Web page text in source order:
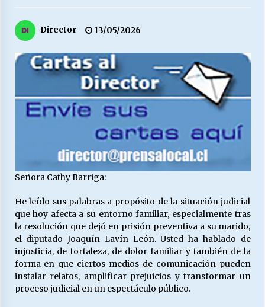
LABORAL:
13/07/2026
Escuela hospitalaria El Carmen de Maipu.
25/06/2026
¿Qué habrían dicho?
VOLVER A SER ALTERNATIVA
16/06/2026
MUNICIPALIDADES, HONORARIOS, DESPIDOS
28/05/2026
Director 13/05/2026
Señora Cathy Barriga:
He leído sus palabras a propósito de la situación judicial
que hoy afecta a su entorno familiar, especialmente tras
la resolución que dejó en prisión preventiva a su marido,
el diputado Joaquín Lavín León. Usted ha hablado de
injusticia, de fortaleza, de dolor familiar y también de la
forma en que ciertos medios de comunicación pueden
instalar relatos, amplificar prejuicios y transformar un
proceso judicial en un espectáculo público.